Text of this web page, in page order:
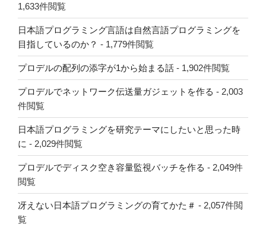
1,633件閲覧
日本語プログラミング言語は自然言語プログラミングを
目指しているのか？ - 1,779件閲覧
プロデルの配列の添字が1から始まる話 - 1,902件閲覧
プロデルでネットワーク伝送量ガジェットを作る - 2,003
件閲覧
日本語プログラミングを研究テーマにしたいと思った時
に - 2,029件閲覧
プロデルでディスク空き容量監視バッチを作る - 2,049件
閲覧
冴えない日本語プログラミングの育てかた＃ - 2,057件閲
覧